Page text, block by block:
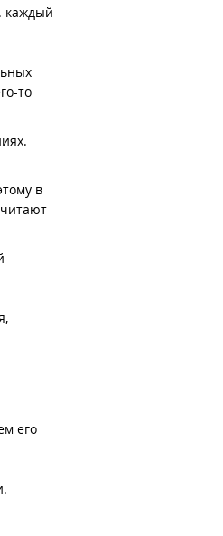
каждый
то
в
его